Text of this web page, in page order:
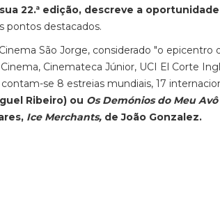
22.ª edição, descreve a
pontos destacados.
São Jorge, considerado "o epicentro
Cinemateca Júnior, UCI El Corte
se 8 estreias mundiais, 17
Ribeiro) ou Os Demónios do Meu Avô
Ice Merchants, de João Gonzalez.